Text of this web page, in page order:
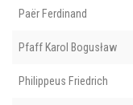
Paër Ferdinand
Pfaff Karol Bogusław
Philippeus Friedrich